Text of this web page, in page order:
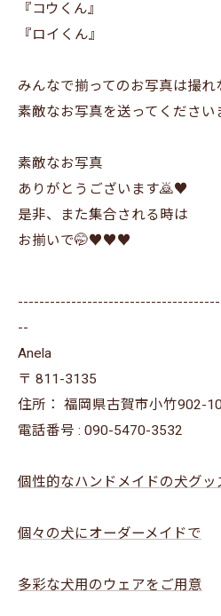
『コウくん』
『ロイくん』
みんなで揃ってのお写真は撮れ
素敵なお写真を送ってくださ
素敵なお写真
ありがとうございます🙇♥️
是非、また集合される時は
お揃いで🤭♥️♥️♥️
--
Anela
〒 811-3135
住所： 福岡県古賀市小竹902-
電話番号 : 090-5470-3532
個性的なハンドメイドの犬グッ
個々の犬にオーダーメイドで
多彩な犬用のウェアをご用意